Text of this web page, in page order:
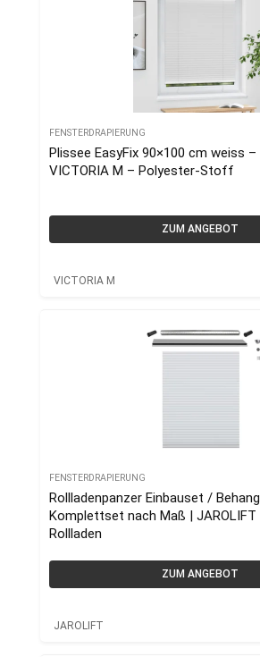
FENSTERDRAPIERUNG
Plissee EasyFix 90×100 cm weiss –
VICTORIA M – Polyester-Stoff
ZUM ANGEBOT
VICTORIA M
FENSTERDRAPIERUNG
Rollladenpanzer Einbauset / Behang
Komplettset nach Maß | JAROLIFT
Rollladen
ZUM ANGEBOT
JAROLIFT